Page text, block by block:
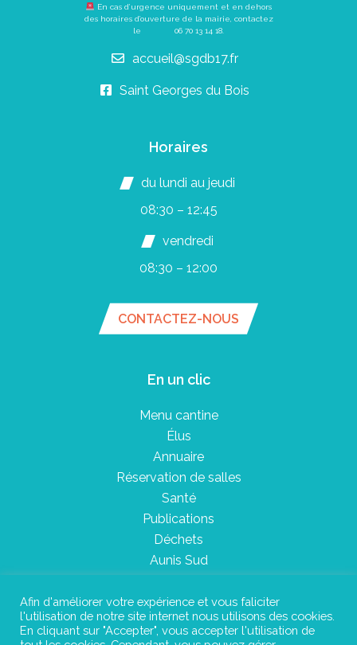
En cas d’urgence uniquement et en dehors
des horaires d’ouverture de la mairie, contactez
le 06 70 13 14 18.
accueil@sgdb17.fr
Saint Georges du Bois
Horaires
du lundi au jeudi
08:30 – 12:45
vendredi
08:30 – 12:00
CONTACTEZ-NOUS
En un clic
Menu cantine
Élus
Annuaire
Réservation de salles
Santé
Publications
Déchets
Aunis Sud
Plan du site
Afin d'améliorer votre expérience et vous faliciter
l'utilisation de notre site internet nous utilisons des cookies.
En cliquant sur "Accepter", vous accepter l'utilisation de